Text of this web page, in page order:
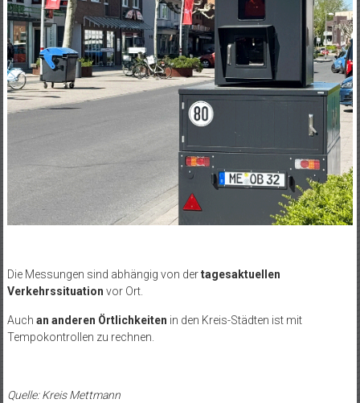
Die Messungen sind abhängig von dertagesaktuellen
Verkehrssituation vor Ort.
Auch an anderen Örtlichkeiten in den Kreis-Städten ist mit
Tempokontrollen zu rechnen.
Quelle: Kreis Mettmann